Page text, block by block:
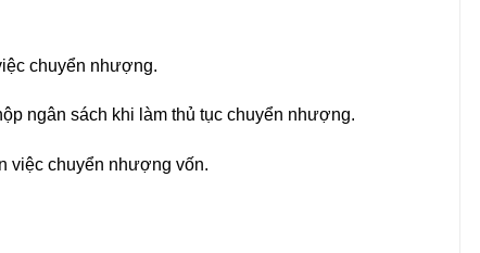
chuyển nhượng.
ngân sách khi làm thủ tục chuyển nhượng.
việc chuyển nhượng vốn.